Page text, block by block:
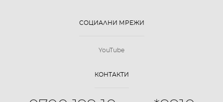
СОЦИАЛНИ МРЕЖИ
YouTube
КОНТАКТИ